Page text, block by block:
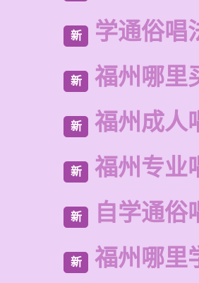
新 学通俗唱
新 福州哪里
新 福州成人
新 福州专业
新 自学通俗
新 福州哪里